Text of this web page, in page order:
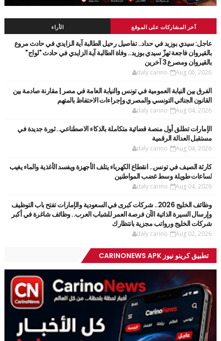
آخر المشاركات على الموقع الأراء
عاجل: سيدي بوزيد في حداد.. تفاصيل رحيل الطالبة آية الزايدي في حادث مروع
بالقيروان فاجعة تهزّ سيدي بوزيد.. وفاة الطالبة آية الزايدي في حادث "لواج"
بالقيروان ومصرع 3 آخرين
daly carino Aug 06, 2026
الفرق بين النيابة العمومية في تونس والنيابة العامة في مصر | مقارنة صادمة بين
القانون الجنائي التونسي والمصري وإجراءات الاحتفاظ بالمتهم
daly carino Aug 04, 2026
الإمارات تطلق أول منصة قضائية متكاملة بالذكاء الاصطناعي.. ثورة جديدة في
مستقبل العدالة الرقمية
daly carino Aug 04, 2026
كارثة الصيف في تونس.. انقطاع الكهرباء يتلف الأجهزة ويفسد الأغذية والماء يغيب
لساعات طويلة وسط غضب المواطنين
daly carino Aug 04, 2026
وظائف الخليج 2026.. شركات كبرى في السعودية والإمارات تفتح باب التوظيف
وإرسال السيرة الذاتية الآن فرصة العمر للشباب العرب.. وظائف شاغرة في أكبر
شركات الخليج ورواتب مجزية بانتظارك
daly carino Aug 02, 2026
تطبيق كرينو نيوز CARINONEWS APK